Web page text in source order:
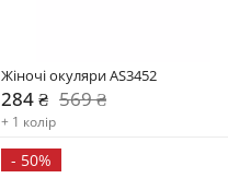
Жіночі окуляри AS3452
284 ₴ 569 ₴
+ 1 колір
- 50%